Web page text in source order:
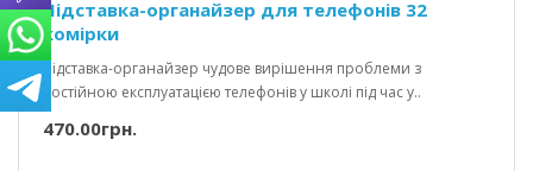
Підставка-органайзер для телефонів 32
комірки
Підставка-органайзер чудове вирішення проблеми з
постійною експлуатацією телефонів у школі під час у..
470.00грн.